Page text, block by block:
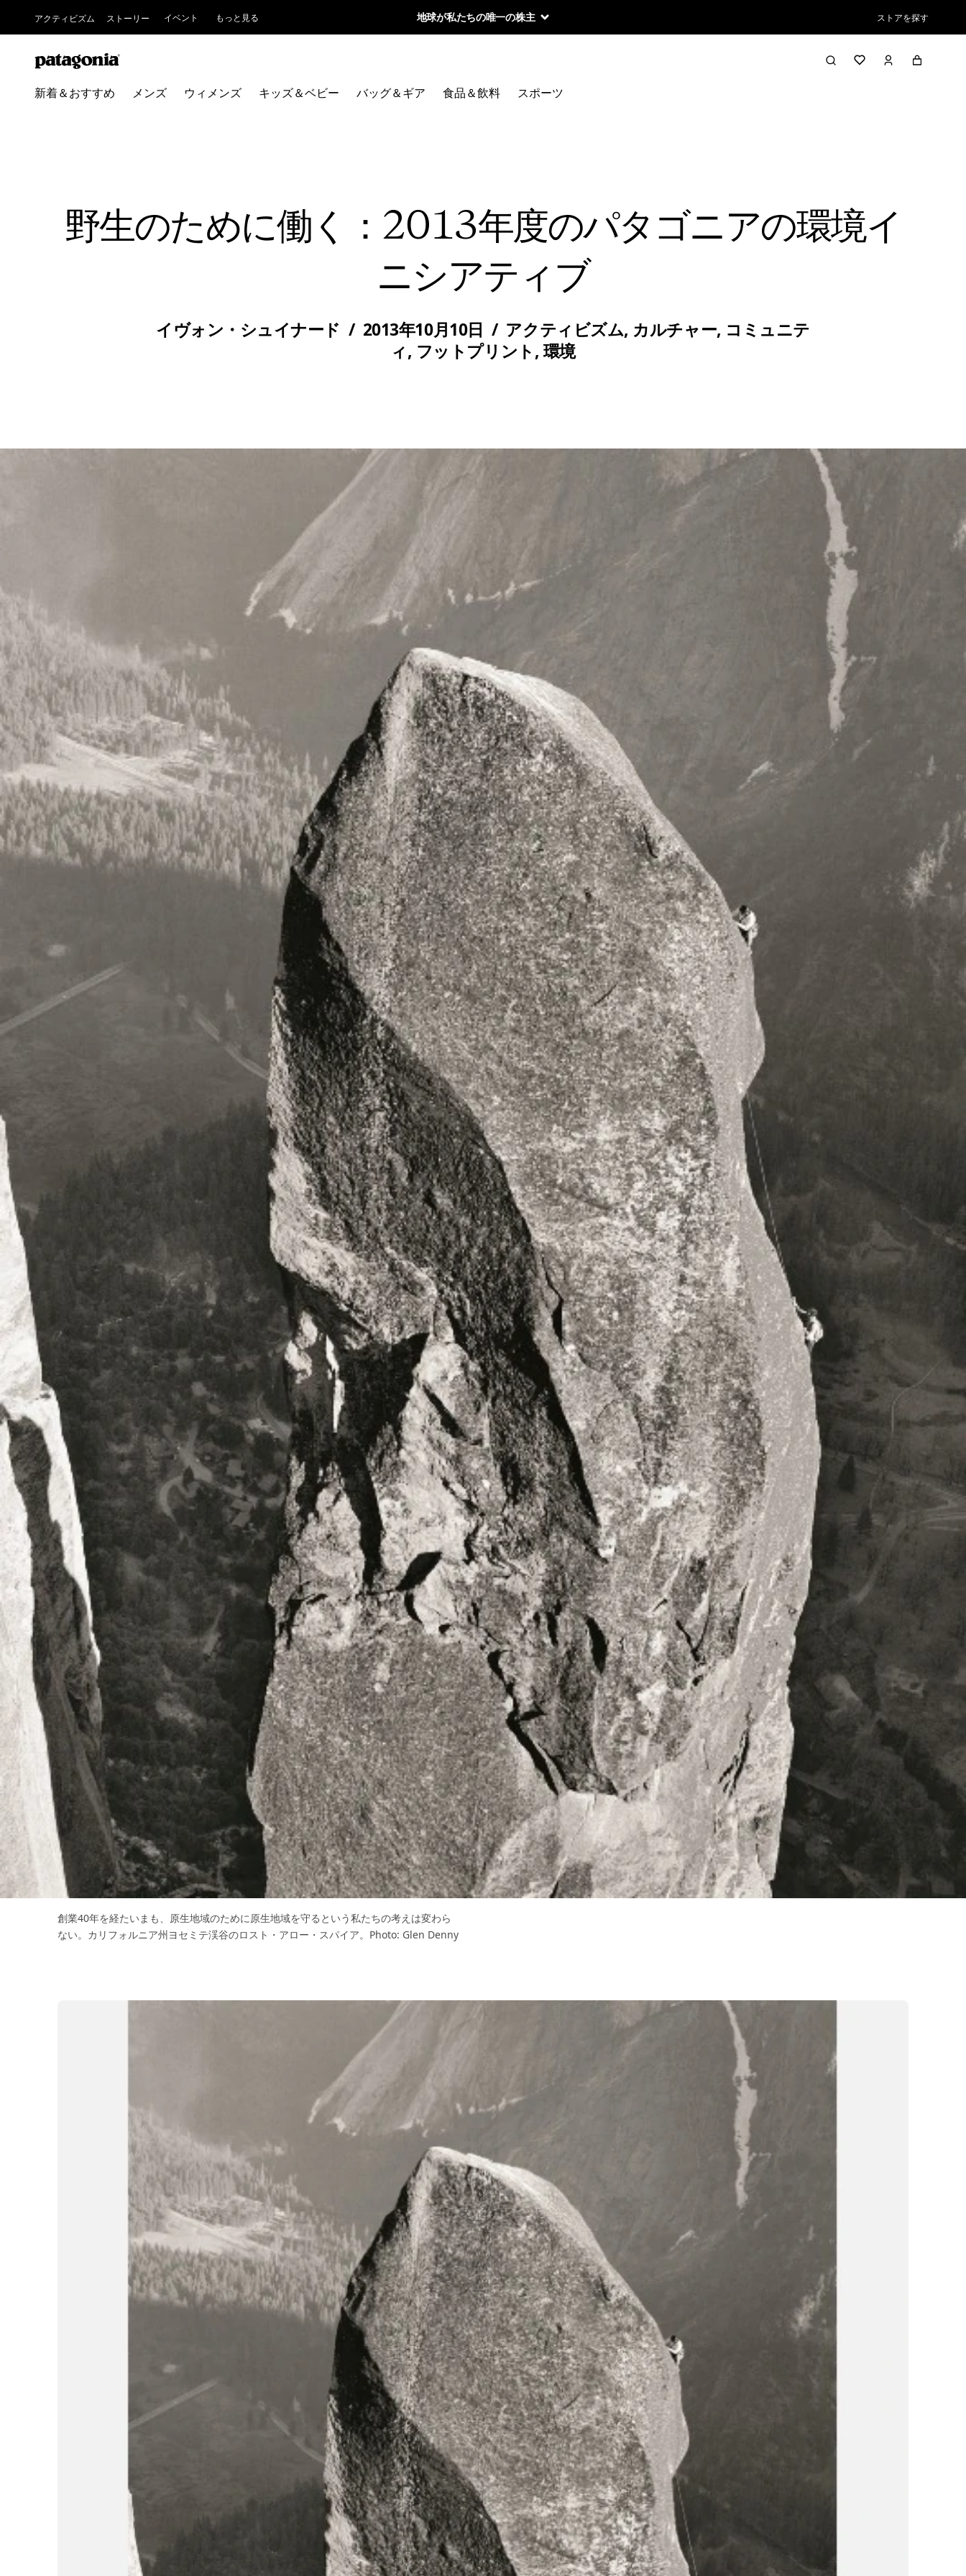
アクティビズム ストーリー イベント もっと見る 地球が私たちの唯一の株主 ストアを探す
新着＆おすすめ メンズ ウィメンズ キッズ＆ベビー バッグ＆ギア 食品＆飲料 スポーツ
野生のために働く：2013年度のパタゴニアの環境イ
ニシアティブ
イヴォン・シュイナード / 2013年10月10日 / アクティビズム, カルチャー, コミュニテ
ィ, フットプリント,環境
創業40年を経たいまも、原生地域のために原生地域を守るという私たちの考えは変わら
ない。カリフォルニア州ヨセミテ渓谷のロスト・アロー・スパイア。Photo: Glen Denny